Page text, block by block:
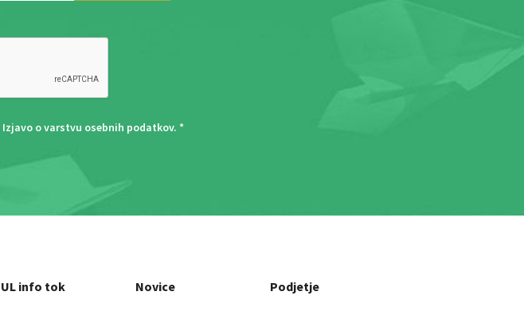
Izjavo o varstvu osebnih podatkov. *
UL info tok Novice Podjetje